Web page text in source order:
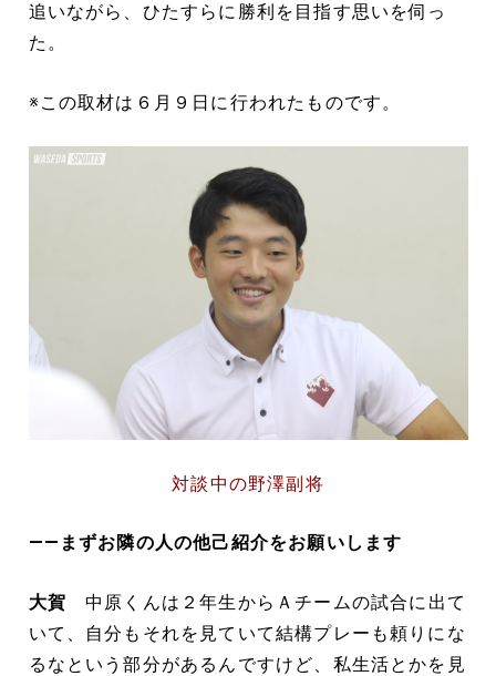
追いながら、ひたすらに勝利を目指す思いを伺っ
た。
※この取材は６月９日に行われたものです。
対談中の野澤副将
――まずお隣の人の他己紹介をお願いします
大賀 中原くんは２年生からＡチームの試合に出て
いて、自分もそれを見ていて結構プレーも頼りにな
るなという部分があるんですけど、私生活とかを見